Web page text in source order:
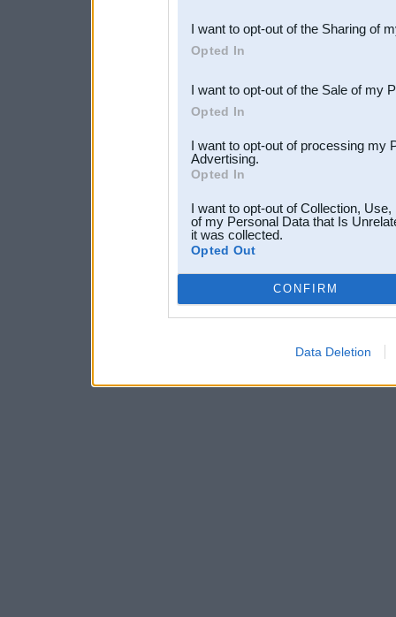
Downstream Participants
third parties.
I want to opt-out of the Sharing of
Opted In
I want to opt-out of the Sale of my
Opted In
I want to opt-out of processing my
Advertising.
Opted In
I want to opt-out of Collection,
of my Personal Data that Is
it was collected.
Opted Out
CONFIRM
Data Deletion